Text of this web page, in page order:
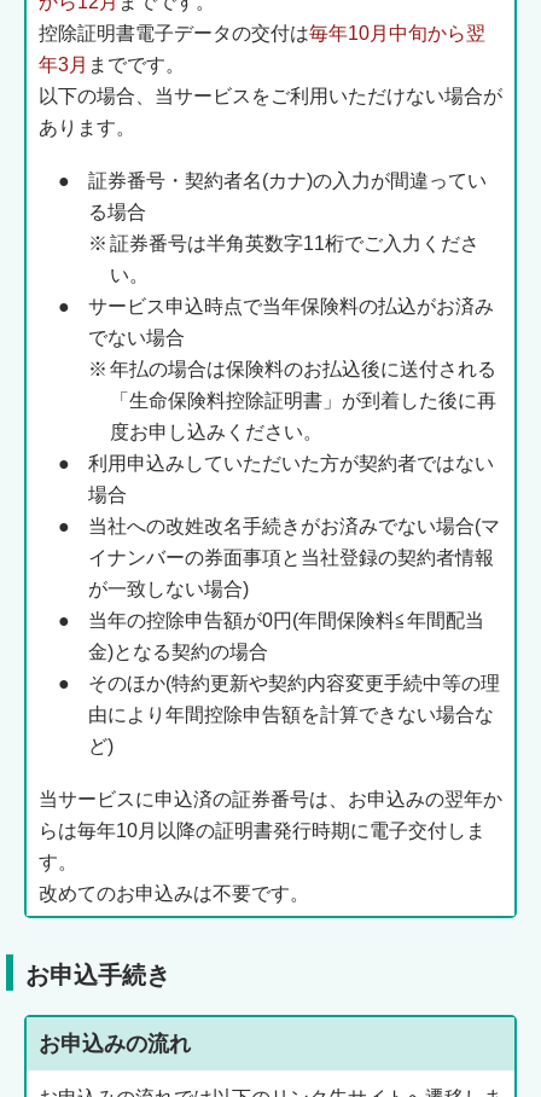
控除証明書電子データの交付は毎年10月中旬から翌
年3月 までです。
以下の場合、当サービスをご利用いただけない場合が
あります。
●
証券番号・契約者名(カナ)の入力が間違ってい
る場合
※ 証券番号は半角英数字11桁でご入力くださ
い。
●
サービス申込時点で当年保険料の払込がお済み
でない場合
※ 年払の場合は保険料のお払込後に送付される
「生命保険料控除証明書」が到着した後に再
度お申し込みください。
●
利用申込みしていただいた方が契約者ではない
場合
●
当社への改姓改名手続きがお済みでない場合(マ
イナンバーの券面事項と当社登録の契約者情報
が一致しない場合)
●
当年の控除申告額が0円(年間保険料≦年間配当
金)となる契約の場合
●
そのほか(特約更新や契約内容変更手続中等の理
由により年間控除申告額を計算できない場合な
ど)
当サービスに申込済の証券番号は、お申込みの翌年か
らは毎年10月以降の証明書発行時期に電子交付しま
す。
改めてのお申込みは不要です。
お申込手続き
お申込みの流れ